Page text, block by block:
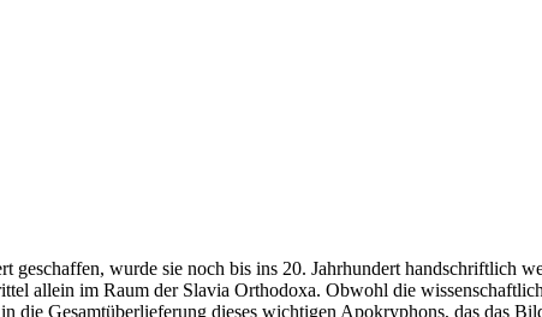
wurde sie noch bis ins 20. Jahrhundert handschriftlich
allein im Raum der Slavia Orthodoxa. Obwohl die
Gesamtüberlieferung dieses wichtigen Apokryphons, das das